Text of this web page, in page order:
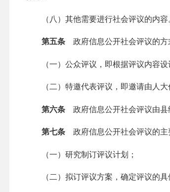
（八）其他需要进行社会评议的内容
第五条政府信息公开社会评议的方
（一）公众评议，即根据评议内容设
（二）特邀代表评议，即邀请由人大
第六条政府信息公开社会评议由县
第七条政府信息公开社会评议的主
（一）研究制订评议计划；
（二）拟订评议方案，确定评议的具